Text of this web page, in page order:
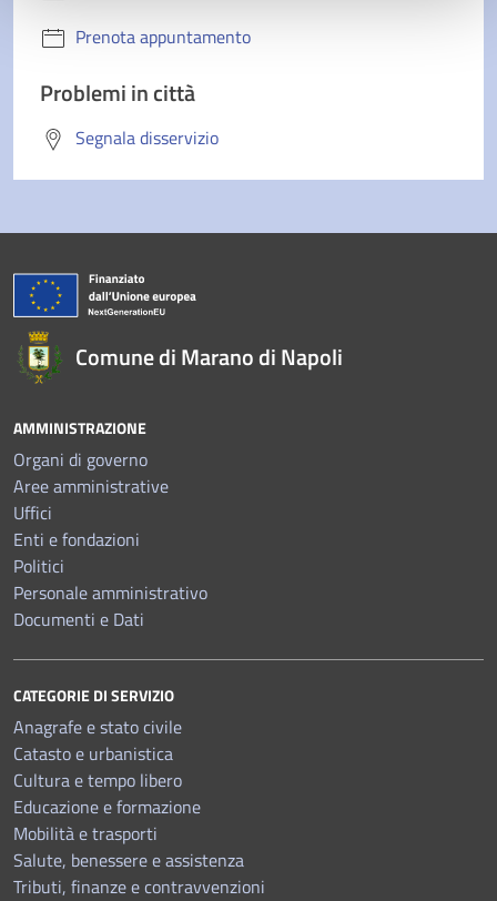
Prenota appuntamento
Problemi in città
Segnala disservizio
Comune di Marano di Napoli
AMMINISTRAZIONE
Organi di governo
Aree amministrative
Uffici
Enti e fondazioni
Politici
Personale amministrativo
Documenti e Dati
CATEGORIE DI SERVIZIO
Anagrafe e stato civile
Catasto e urbanistica
Cultura e tempo libero
Educazione e formazione
Mobilità e trasporti
Salute, benessere e assistenza
Tributi, finanze e contravvenzioni